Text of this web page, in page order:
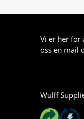
Vi er her for
oss en mail
Wulff